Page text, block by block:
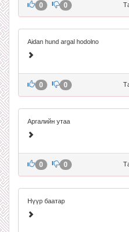
0 0
Aidan hund argal hodolno
0 0
Аргалийн утаа
0 0
Нүүр баатар